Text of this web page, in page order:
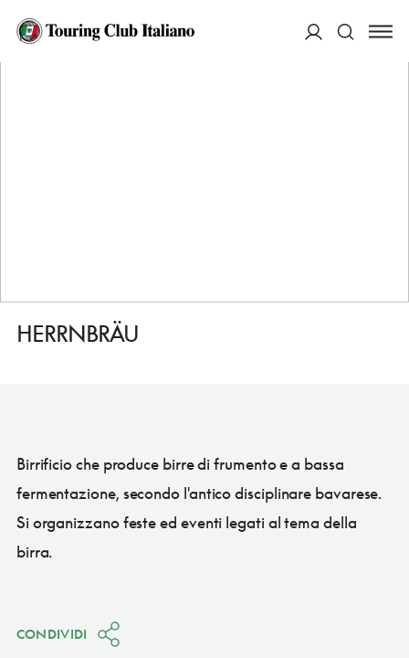
HOME
HERRNBRÄU
Birrificio che produce birre di frumento e a bassa
fermentazione, secondo l'antico disciplinare bavarese.
Si organizzano feste ed eventi legati al tema della
birra.
CONDIVIDI